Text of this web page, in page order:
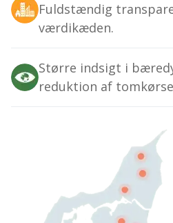
Fuldstændig
værdikæden.
Større indsigt i
reduktion af